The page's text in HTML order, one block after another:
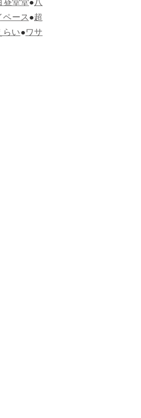
昼堂堂●八
ペース●超
らい●ワサ